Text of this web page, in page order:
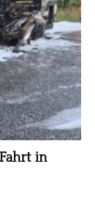
in